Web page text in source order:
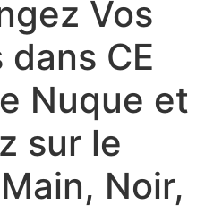
Vos
CE
Nuque et
sur le
Noir,